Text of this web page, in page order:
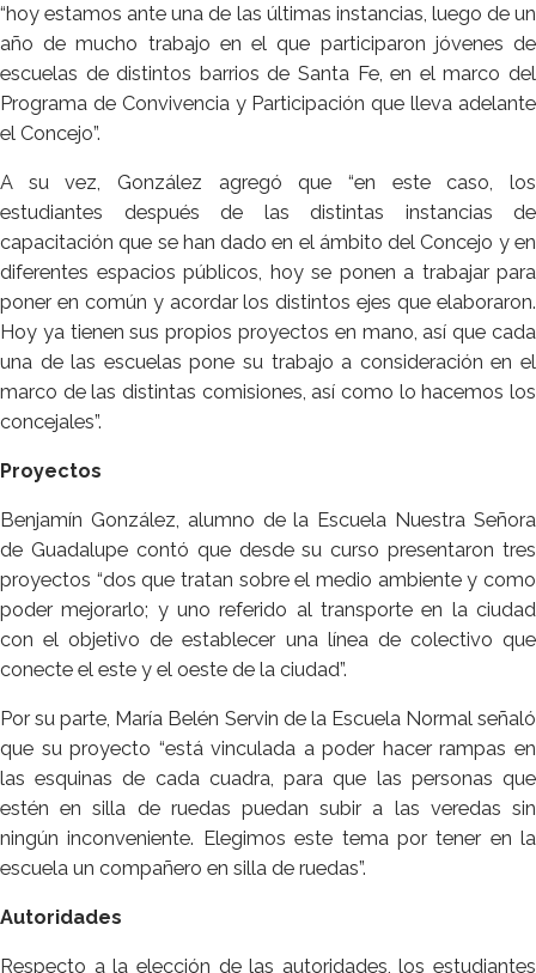
“hoy estamos ante una de las últimas instancias, luego de un
año de mucho trabajo en el que participaron jóvenes de
escuelas de distintos barrios de Santa Fe, en el marco del
Programa de Convivencia y Participación que lleva adelante
el Concejo”.
A su vez, González agregó que “en este caso, los
estudiantes después de las distintas instancias de
capacitación que se han dado en el ámbito del Concejo y en
diferentes espacios públicos, hoy se ponen a trabajar para
poner en común y acordar los distintos ejes que elaboraron.
Hoy ya tienen sus propios proyectos en mano, así que cada
una de las escuelas pone su trabajo a consideración en el
marco de las distintas comisiones, así como lo hacemos los
concejales”.
Proyectos
Benjamín González, alumno de la Escuela Nuestra Señora
de Guadalupe contó que desde su curso presentaron tres
proyectos “dos que tratan sobre el medio ambiente y como
poder mejorarlo; y uno referido al transporte en la ciudad
con el objetivo de establecer una línea de colectivo que
conecte el este y el oeste de la ciudad”.
Por su parte, María Belén Servin de la Escuela Normal señaló
que su proyecto “está vinculada a poder hacer rampas en
las esquinas de cada cuadra, para que las personas que
estén en silla de ruedas puedan subir a las veredas sin
ningún inconveniente. Elegimos este tema por tener en la
escuela un compañero en silla de ruedas”.
Autoridades
Respecto a la elección de las autoridades, los estudiantes